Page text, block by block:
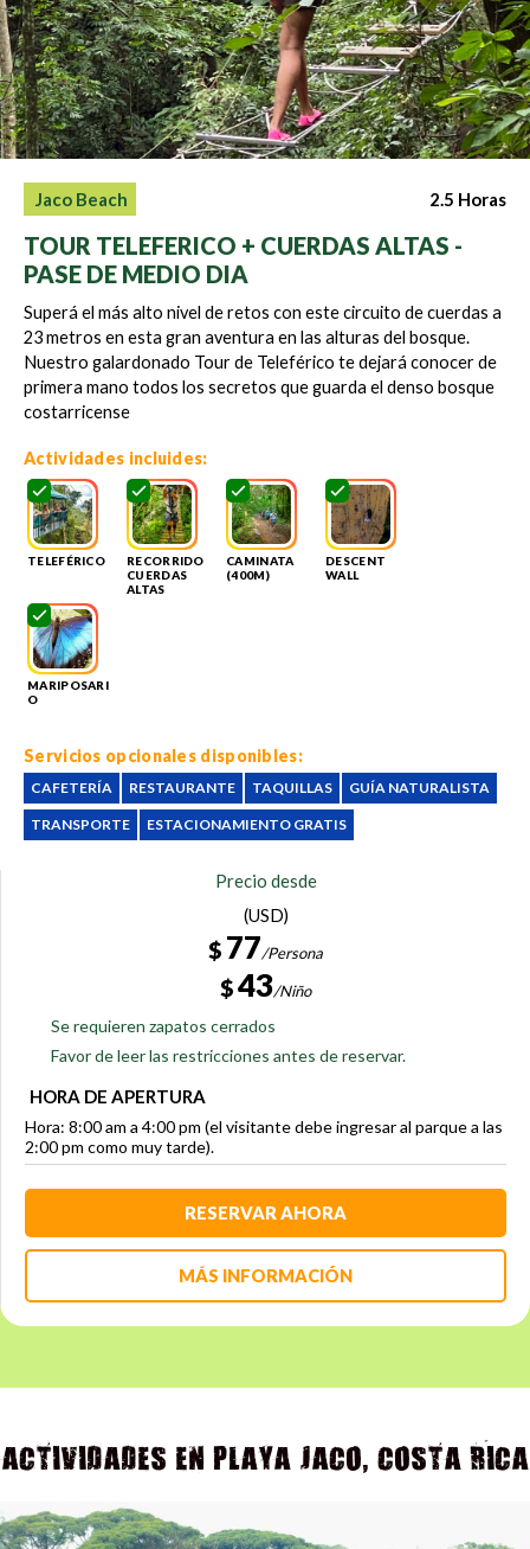
Jaco Beach 2.5 Horas
TOUR TELEFERICO + CUERDAS ALTAS -
PASE DE MEDIO DIA
Superá el más alto nivel de retos con este circuito de cuerdas a
23 metros en esta gran aventura en las alturas del bosque.
Nuestro galardonado Tour de Teleférico te dejará conocer de
primera mano todos los secretos que guarda el denso bosque
costarricense
Actividades incluides:
TELEFÉRICO
RECORRIDO
CUERDAS
ALTAS
CAMINATA
(400M)
DESCENT
WALL
MARIPOSARI
O
Servicios opcionales disponibles:
CAFETERÍA RESTAURANTE TAQUILLAS GUÍA NATURALISTA
TRANSPORTE ESTACIONAMIENTO GRATIS
Precio desde
(USD)
$ 77/Persona
$43/Niño
Se requieren zapatos cerrados
Favor de leer las restricciones antes de reservar.
HORA DE APERTURA
Hora: 8:00 am a 4:00 pm (el visitante debe ingresar al parque a las
2:00 pm como muy tarde).
RESERVAR AHORA
MÁS INFORMACIÓN
ACTIVIDADES EN PLAYA JACO, COSTA RICA